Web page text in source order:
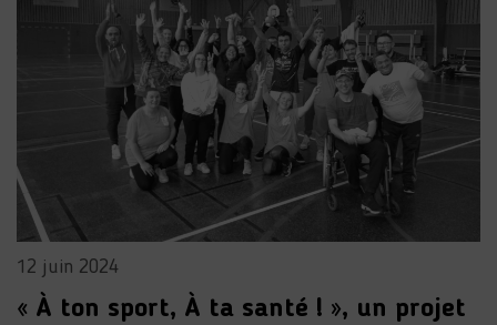
12 juin 2024
« À ton sport, À ta santé ! », un projet